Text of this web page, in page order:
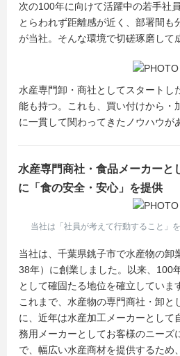
次の100年に向けて活躍中の若手社
とらわれず距離感が近く、部署間も
が当社。そんな環境で切磋琢磨して
水産専門卸・商社としてスタートし
能も持つ。これも、買い付けから・
に一貫して関わってきたノウハウが
水産専門商社・食品メーカーと
に「食の安全・安心」を提供
当社は「社員が考えて行動すること」
当社は、千葉県銚子市で水産物の卸
38年）に創業しました。以来、100
として確固たる地位を確立していま
これまで、水産物の専門商社・卸と
に、近年は水産加工メーカーとして
務用メーカーとしてお客様のニーズ
で、幅広い水産商材を提供するため